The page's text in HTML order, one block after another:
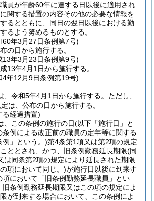
員が年齢60年に達する日以後に適用され
関する措置の内容その他の必要な情報を
るとともに、同日の翌日以後における勤
るよう努めるものとする。
60年3月27日条例第7号)
の日から施行する。
13年3月23日条例第9号)
13年4月1日から施行する。
4年12月9日条例第19号)
、令和5年4月1日から施行する。 ただし、
は、公布の日から施行する。
る経過措置)
、この条例の施行の日(以下「施行日」と
条例による改正前の職員の定年等に関する
例」という。)第4条第1項又は第2項の規定
ととされ、かつ、旧条例勤務延長期限(同
は同条第2項の規定により延長された期限
項において同じ。)が施行日以後に到来す
項において「旧条例勤務延長職員」とい
旧条例勤務延長期限又はこの項の規定によ
が到来する場合において、この条例によ